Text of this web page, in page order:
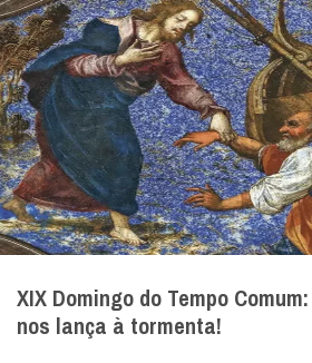
XIX Domingo do Tempo
nos lança à tormenta!